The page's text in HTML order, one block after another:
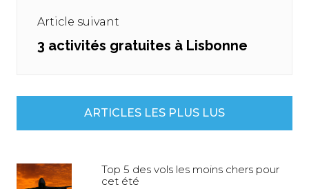
Article suivant
Next
3 activités gratuites à Lisbonne
ARTICLES LES PLUS LUS
Top 5 des vols les moins chers pour
cet été